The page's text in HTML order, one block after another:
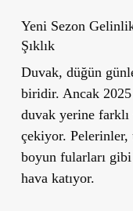
Yeni Sezon
Şıklık
Duvak, düğün
biridir. Ancak
duvak yerine
çekiyor. Pelerinler,
boyun fularları
hava katıyor.